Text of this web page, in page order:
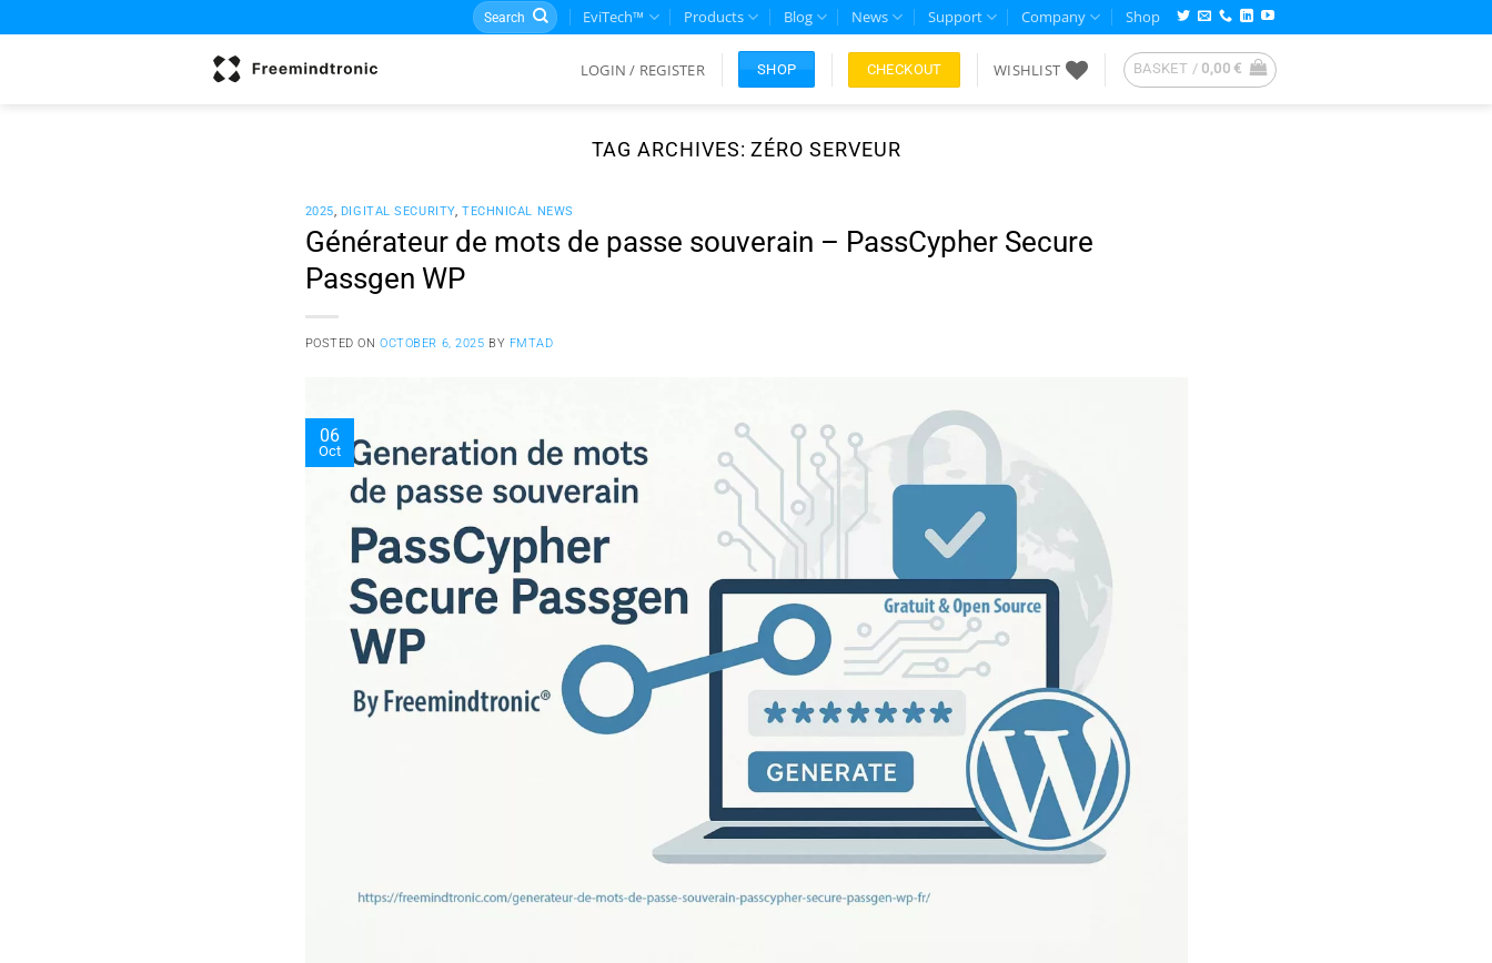
to
Search
for:
EviTech™ Products Blog News Support Company Shop
LOGIN / REGISTER SHOP CHECKOUT WISHLIST BASKET / 0,00€
TAG ARCHIVES:ZÉRO SERVEUR
2025, DIGITAL SECURITY, TECHNICAL NEWS
Générateur de mots de passe souverain – PassCypher Secure
Passgen WP
POSTED ONOCTOBER 6, 2025 BY FMTAD
06
Oct